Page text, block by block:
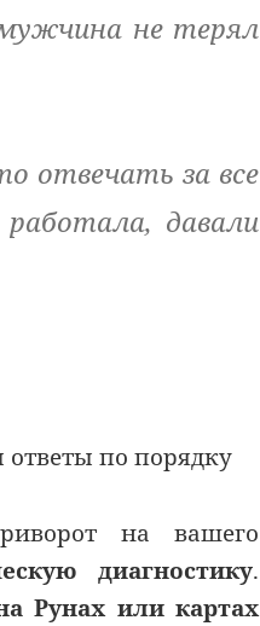
не терял
отвечать за все
давали
по порядку
на вашего
диагностику.
Рунах или картах